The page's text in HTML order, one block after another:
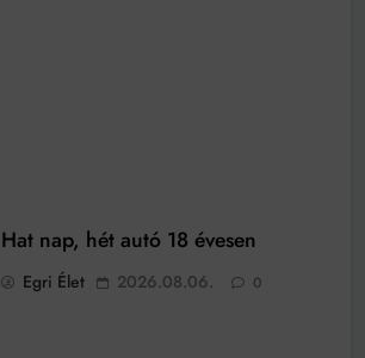
Hat nap, hét autó 18 évesen
Egri Élet 2026.08.06. 0